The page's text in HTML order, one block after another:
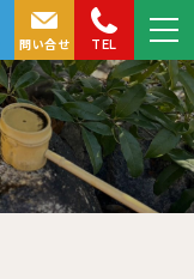
TEL
問い合せ